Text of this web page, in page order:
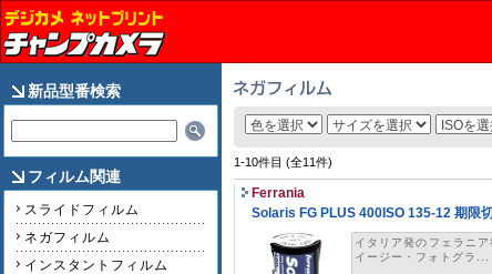
新品型番検索
フィルム関連
スライドフィルム
ネガフィルム
インスタントフィルム
1-10件目 (全11件)
Ferrania
Solaris FG PLUS 400ISO 135-12 期限
イタリア発のフェラニ
イージー・フォトグラ...